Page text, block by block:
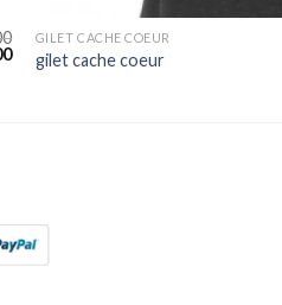
GILET CACHE COEUR
gilet cache coeur